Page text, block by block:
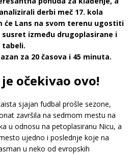
derbi meč 17. kola
će Lans na svom terenu ugostiti
susret između drugoplasirane i
tabeli.
za 20 časova i 45 minuta.
očekivao ovo!
sjajan fudbal prošle sezone,
završila na sedmom mestu na
u odnosu na petoplasiranu Nicu, a
ujedno i poslednje koje na
u neko od evropskih